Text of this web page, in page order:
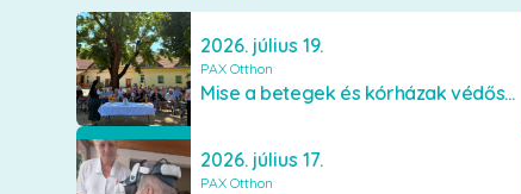
2026. július 19.
PAX Otthon
Mise a betegek és kórházak védőszentjének emlékére
2026. július 17.
PAX Otthon